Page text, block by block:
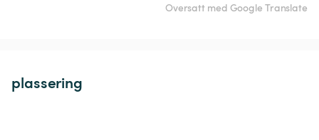
Oversatt med Google Translate
plassering